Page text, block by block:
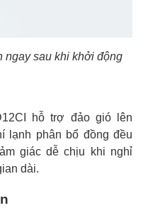
ngay sau khi khởi động
hỗ trợ đảo gió lên
lạnh phân bổ đồng đều
giác dễ chịu khi nghỉ
dài.